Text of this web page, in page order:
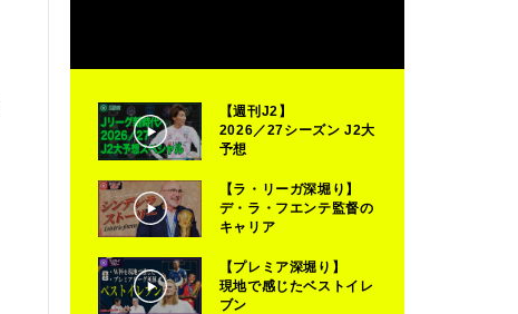
【週刊J2】
2026／27シーズン J2大
予想
【ラ・リーガ深堀り】
デ・ラ・フエンテ監督の
キャリア
【プレミア深堀り】
現地で感じたベストイレ
ブン